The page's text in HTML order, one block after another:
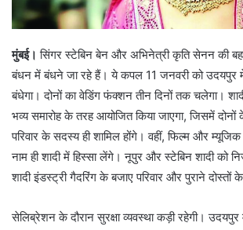
मुंबई। सिंगर स्टेबिन बेन और अभिनेत्री कृति सेनन की
बंधन में बंधने जा रहे हैं। ये कपल 11 जनवरी को उदयपुर
बंधेगा। दोनों का वेडिंग फंक्शन तीन दिनों तक चलेगा।
भव्य समारोह के तरह आयोजित किया जाएगा, जिसमें
परिवार के सदस्य ही शामिल होंगे। वहीं, फिल्म और
नाम ही शादी में हिस्सा लेंगे। नूपुर और स्टेबिन शादी को
शादी इंडस्ट्री गैदरिंग के बजाए परिवार और पुराने दोस्तों के
सेलिब्रेशन के दौरान सुरक्षा व्यवस्था कड़ी रहेगी। उदयपुर